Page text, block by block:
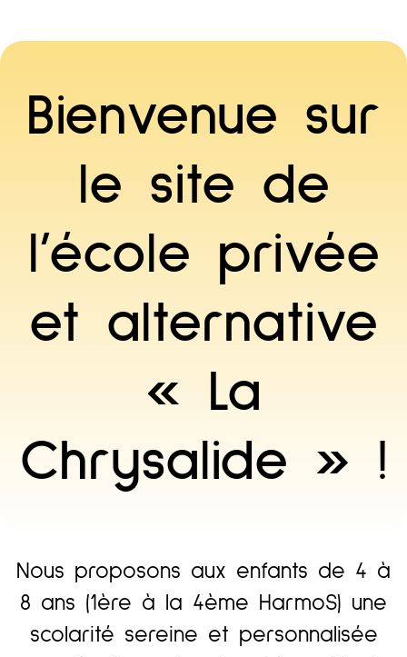
École
Horaires et tarifs
Admissions
Plus d’informations
Contact
Bienvenue sur
le site de
l’école privée
et alternative
« La
Chrysalide » !
Nous proposons aux enfants de 4 à
8 ans (1ère à la 4ème HarmoS) une
scolarité sereine et personnalisée